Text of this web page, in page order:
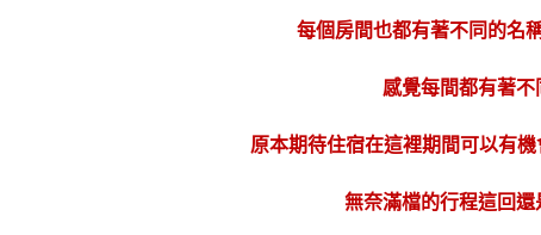
每個房間也都有著不同的名
感覺每間都有著不
原本期待住宿在這裡期間可以有
無奈滿檔的行程這回還